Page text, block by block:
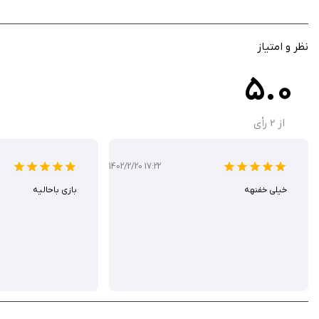
رویدادهای داستانی و تصمیم‌محور
کنترل ساده و مناسب صفحه لمسی آیفون
مناسب برای علاقه‌مندان به بازی‌های استراتژیک آرام
است. پیشرفت مرحله‌به‌مرحله شهر و تصمیم‌های مهم مدیریتی، حس مسئولیت و
نظر و امتیاز
5.0
از 2 رأی
1402/2/20 17:22
خیلی خفنهه بازی باحالیه